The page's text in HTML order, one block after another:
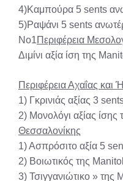
4)Καμπούρα 5 sents
5)Ραψάνι 5 sents
No1Περιφέρεια
Διμίνι αξία ίση της
Περιφέρεια Αχαΐας και
1) Γκρινιάς αξίας 3
2) Μονολόγι αξίας
Θεσσαλονίκης
1) Ασπρόσιτο αξία 5
2) Βοιωτικός της
3) Τσιγγανιώτικο » της